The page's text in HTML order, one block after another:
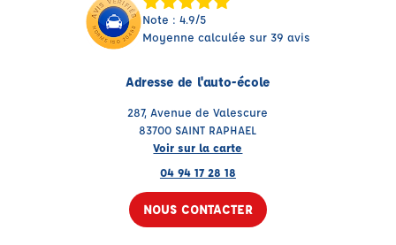
Note : 4.9/5
Moyenne calculée sur 39 avis
Adresse de l'auto-école
287, Avenue de Valescure
83700 SAINT RAPHAEL
Voir sur la carte
04 94 17 28 18
NOUS CONTACTER